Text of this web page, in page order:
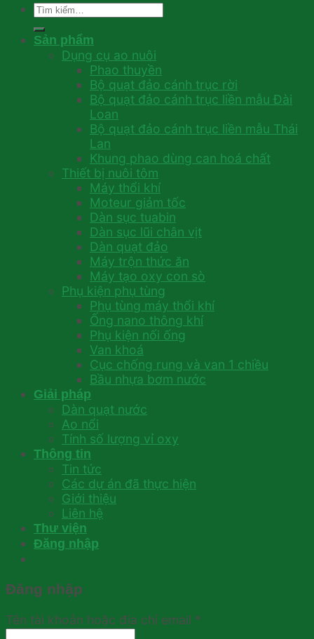
Tìm
Sản phẩm
Dụng cụ ao nuôi
Phao thuyền
Bộ quạt đảo cánh trục rời
Bộ quạt đảo cánh trục liền mẫu Đài
Loan
Bộ quạt đảo cánh trục liền mẫu Thái
Lan
Khung phao dùng can hoá chất
Thiết bị nuôi tôm
Máy thổi khí
Moteur giảm tốc
Dàn sục tuabin
Dàn sục lũi chân vịt
Dàn quạt đảo
Máy trộn thức ăn
Máy tạo oxy con sò
Phụ kiện phụ tùng
Phụ tùng máy thổi khí
Ống nano thông khí
Phụ kiện nối ống
Van khoá
Cục chống rung và van 1 chiều
Bầu nhựa bơm nước
Giải pháp
Dàn quạt nước
Ao nổi
Tính số lượng vỉ oxy
Thông tin
Tin tức
Các dự án đã thực hiện
Giới thiệu
Liên hệ
Thư viện
Đăng nhập
Đăng nhập
Tên tài khoản hoặc địa chỉ email *